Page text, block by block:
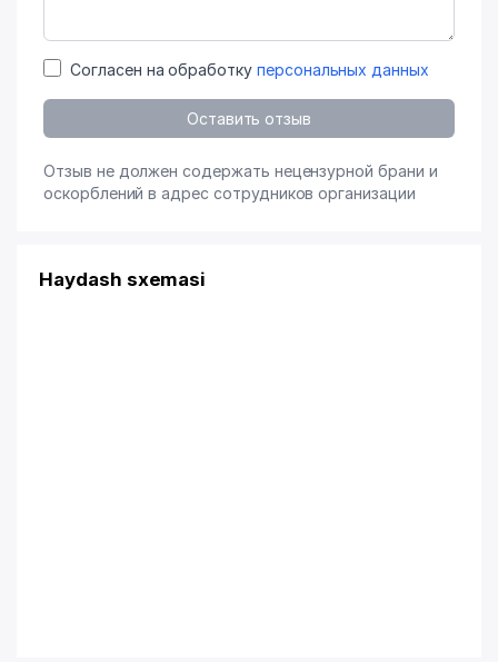
Согласен на обработку персональных данных
Оставить отзыв
Отзыв не должен содержать нецензурной брани и
оскорблений в адрес сотрудников организации
Haydash sxemasi